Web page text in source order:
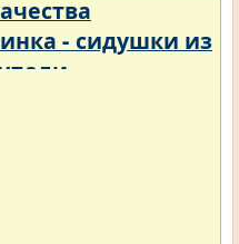
- сидушки из